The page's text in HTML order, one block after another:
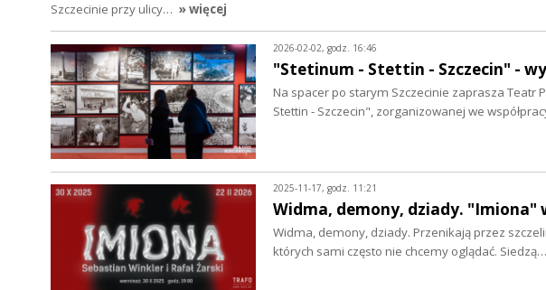
Szczecinie przy ulicy… » więcej
2026-02-02, godz. 16:46
"Stetinum - Stettin - Szczecin" -
Na spacer po starym Szczecinie zaprasza Teatr
Stettin - Szczecin", zorganizowanej we
2025-11-17, godz. 11:21
Widma, demony, dziady. "Imiona"
Widma, demony, dziady. Przenikają przez
których sami często nie chcemy oglądać. Siedzą…